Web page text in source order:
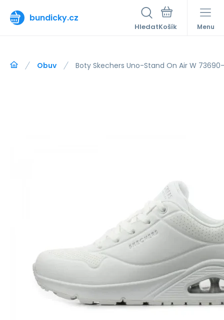
bundicky.cz
Hledat Menu
Obuv Boty Skechers Uno-Stand On Air W